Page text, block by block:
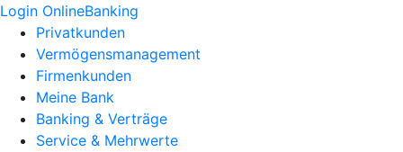
Login OnlineBanking
Privatkunden
Vermögensmanagement
Firmenkunden
Meine Bank
Banking & Verträge
Service & Mehrwerte